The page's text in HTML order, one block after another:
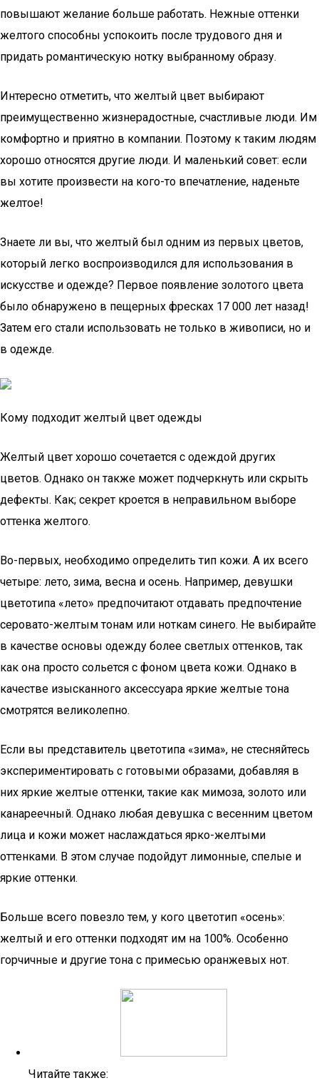
повышают желание больше работать. Нежные оттенки
желтого способны успокоить после трудового дня и
придать романтическую нотку выбранному образу.
Интересно отметить, что желтый цвет выбирают
преимущественно жизнерадостные, счастливые люди. Им
комфортно и приятно в компании. Поэтому к таким людям
хорошо относятся другие люди. И маленький совет: если
вы хотите произвести на кого-то впечатление, наденьте
желтое!
Знаете ли вы, что желтый был одним из первых цветов,
который легко воспроизводился для использования в
искусстве и одежде? Первое появление золотого цвета
было обнаружено в пещерных фресках 17 000 лет назад!
Затем его стали использовать не только в живописи, но и
в одежде.
Кому подходит желтый цвет одежды
Желтый цвет хорошо сочетается с одеждой других
цветов. Однако он также может подчеркнуть или скрыть
дефекты. Как; секрет кроется в неправильном выборе
оттенка желтого.
Во-первых, необходимо определить тип кожи. А их всего
четыре: лето, зима, весна и осень. Например, девушки
цветотипа «лето» предпочитают отдавать предпочтение
серовато-желтым тонам или ноткам синего. Не выбирайте
в качестве основы одежду более светлых оттенков, так
как она просто сольется с фоном цвета кожи. Однако в
качестве изысканного аксессуара яркие желтые тона
смотрятся великолепно.
Если вы представитель цветотипа «зима», не стесняйтесь
экспериментировать с готовыми образами, добавляя в
них яркие желтые оттенки, такие как мимоза, золото или
канареечный. Однако любая девушка с весенним цветом
лица и кожи может наслаждаться ярко-желтыми
оттенками. В этом случае подойдут лимонные, спелые и
яркие оттенки.
Больше всего повезло тем, у кого цветотип «осень»:
желтый и его оттенки подходят им на 100%. Особенно
горчичные и другие тона с примесью оранжевых нот.
Читайте также: